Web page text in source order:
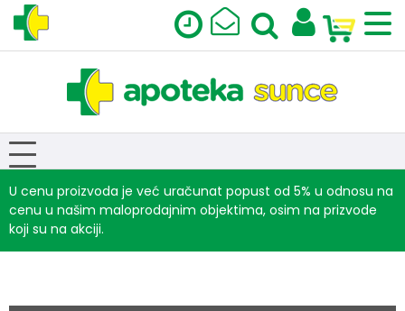
U cenu proizvoda je već uračunat popust od 5% u odnosu na
cenu u našim maloprodajnim objektima, osim na prizvode
koji su na akciji.